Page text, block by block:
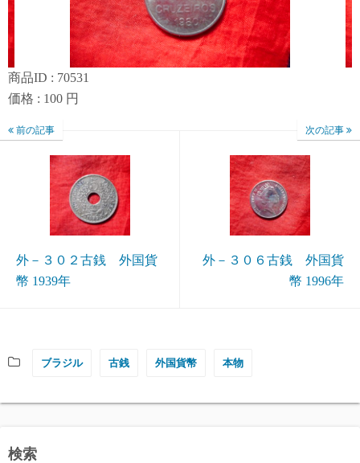
商品ID : 70531
価格 : 100 円
前の記事
外－３０２古銭 外国貨
幣 1939年
次の記事
外－３０６古銭 外国貨
幣 1996年
ブラジル 古銭 外国貨幣 本物
検索